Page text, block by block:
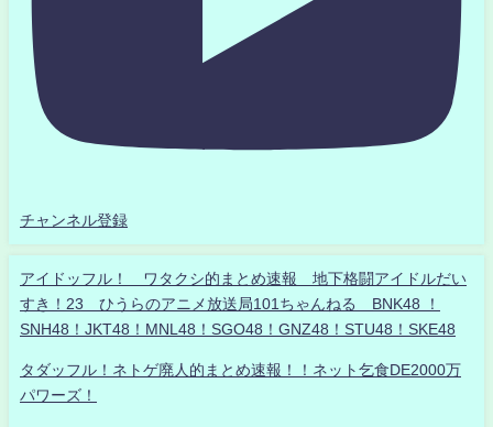
チャンネル登録
アイドッフル！ ワタクシ的まとめ速報 地下格闘アイドルだい
すき！23 ひうらのアニメ放送局101ちゃんねる BNK48 ！
SNH48！JKT48！MNL48！SGO48！GNZ48！STU48！SKE48
タダッフル！ネトゲ廃人的まとめ速報！！ネット乞食DE2000万
パワーズ！